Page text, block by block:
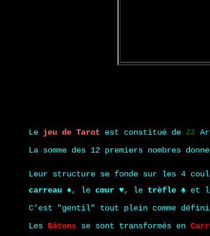
Le jeu de Tarot est constitué de 22
La somme des 12 premiers nombres
Leur structure se fonde sur les 4
carreau ♦, le cœur ♥, le trèfle ♣ et
C'est "gentil" tout plein comme
Les Bâtons se sont transformés en